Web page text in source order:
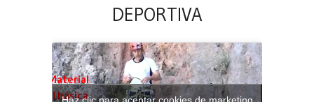
DEPORTIVA
Material
seguridad básica